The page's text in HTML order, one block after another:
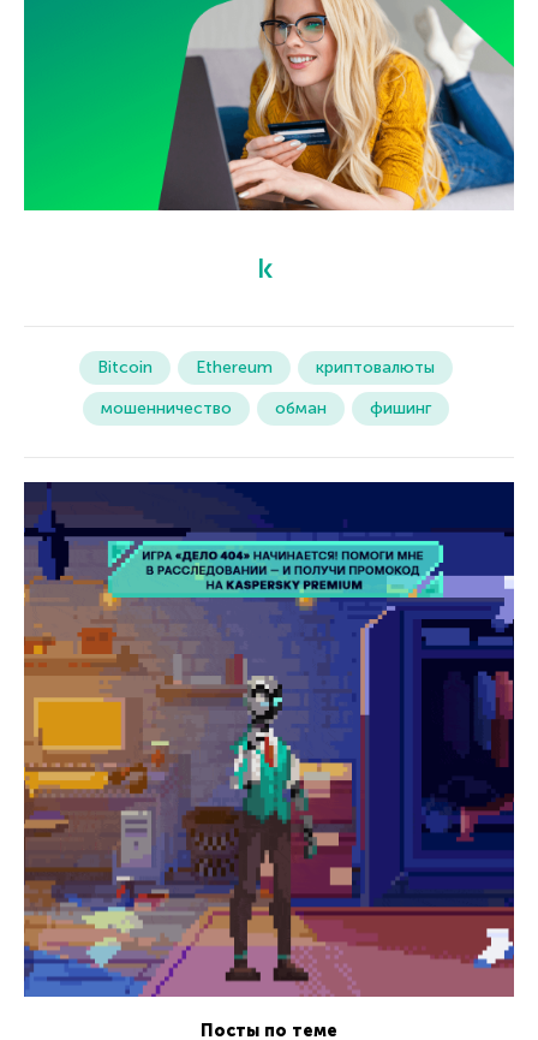
Bitcoin Ethereum
криптовалюты
мошенничество
обман фишинг
Посты по теме